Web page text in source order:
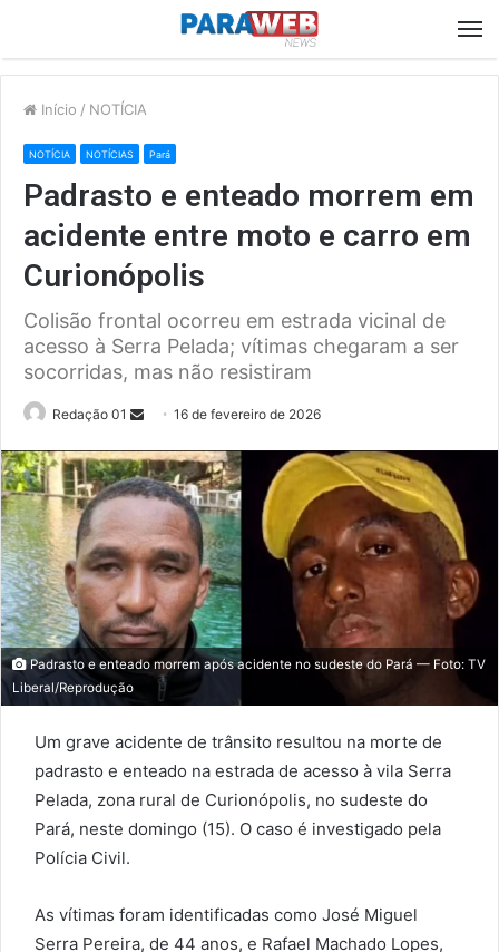
Início / NOTÍCIA
NOTÍCIA NOTÍCIAS Pará
Padrasto e enteado morrem em
acidente entre moto e carro em
Curionópolis
Colisão frontal ocorreu em estrada vicinal de
acesso à Serra Pelada; vítimas chegaram a ser
socorridas, mas não resistiram
Redação 01
Send
email
16 de fevereiro de 2026
Padrasto e enteado morrem após acidente no sudeste do Pará — Foto: TV
Liberal/Reprodução
Um grave acidente de trânsito resultou na morte de
padrasto e enteado na estrada de acesso à vila Serra
Pelada, zona rural de Curionópolis, no sudeste do
Pará, neste domingo (15). O caso é investigado pela
Polícia Civil.
As vítimas foram identificadas como José Miguel
Serra Pereira, de 44 anos, e Rafael Machado Lopes,